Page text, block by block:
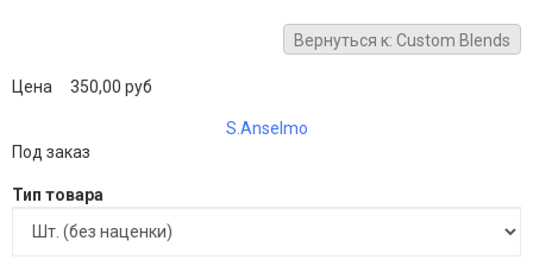
Вернуться к: Custom Blends
Цена 350,00 руб
S.Anselmo
Под заказ
Тип товара